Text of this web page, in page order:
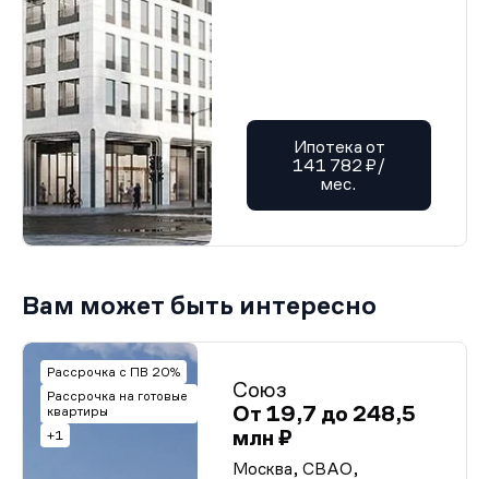
Ипотека от
141 782 ₽/
мес.
Вам может быть интересно
Рассрочка с ПВ 20%
Рассрочка на готовые
квартиры
+1
Союз
От 19,7 до 248,5
млн ₽
Москва, СВАО,